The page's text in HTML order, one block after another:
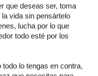
que deseas ser, toma
vida sin pensártelo
lucha por lo que
todo esté por los
lo tengas en contra,